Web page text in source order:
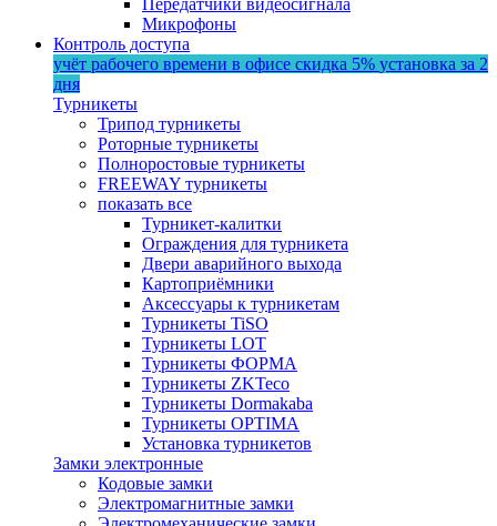
Микрофоны
Контроль доступа
учёт рабочего времени в офисе скидка 5% установка за 2
дня
Турникеты
Трипод турникеты
Роторные турникеты
Полноростовые турникеты
FREEWAY турникеты
показать все
Турникет-калитки
Ограждения для турникета
Двери аварийного выхода
Картоприёмники
Аксессуары к турникетам
Турникеты TiSO
Турникеты LOT
Турникеты ФОРМА
Турникеты ZKTeco
Турникеты Dormakaba
Турникеты OPTIMA
Установка турникетов
Замки электронные
Кодовые замки
Электромагнитные замки